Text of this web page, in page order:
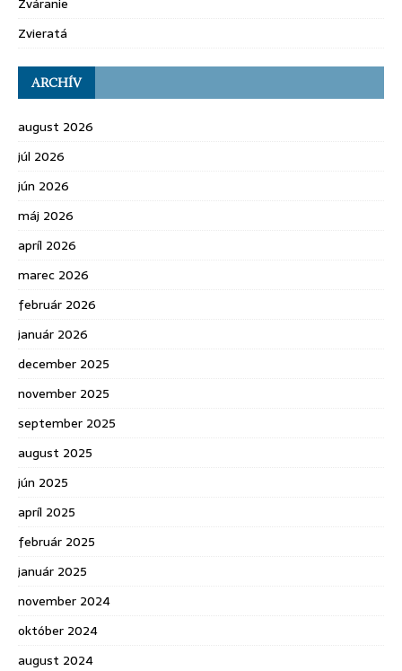
Zvieratá
ARCHÍV
august 2026
júl 2026
jún 2026
máj 2026
apríl 2026
marec 2026
február 2026
január 2026
december 2025
november 2025
september 2025
august 2025
jún 2025
apríl 2025
február 2025
január 2025
november 2024
október 2024
august 2024